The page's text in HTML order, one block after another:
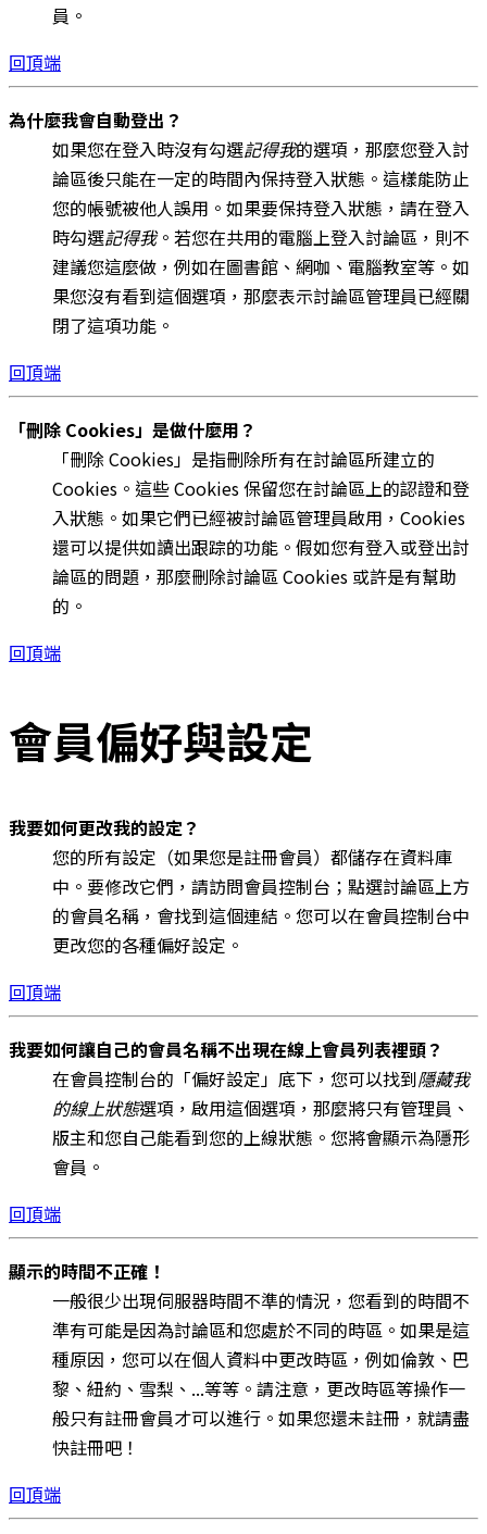
員。
回頂端
為什麼我會自動登出？
如果您在登入時沒有勾選記得我的選項，那麼您登入討
論區後只能在一定的時間內保持登入狀態。這樣能防止
您的帳號被他人誤用。如果要保持登入狀態，請在登入
時勾選記得我。若您在共用的電腦上登入討論區，則不
建議您這麼做，例如在圖書館、網咖、電腦教室等。如
果您沒有看到這個選項，那麼表示討論區管理員已經關
閉了這項功能。
回頂端
「刪除 Cookies」是做什麼用？
「刪除 Cookies」是指刪除所有在討論區所建立的
Cookies。這些 Cookies 保留您在討論區上的認證和登
入狀態。如果它們已經被討論區管理員啟用，Cookies
還可以提供如讀出跟踪的功能。假如您有登入或登出討
論區的問題，那麼刪除討論區 Cookies 或許是有幫助
的。
回頂端
會員偏好與設定
我要如何更改我的設定？
您的所有設定（如果您是註冊會員）都儲存在資料庫
中。要修改它們，請訪問會員控制台；點選討論區上方
的會員名稱，會找到這個連結。您可以在會員控制台中
更改您的各種偏好設定。
回頂端
我要如何讓自己的會員名稱不出現在線上會員列表裡頭？
在會員控制台的「偏好設定」底下，您可以找到隱藏我
的線上狀態選項，啟用這個選項，那麼將只有管理員、
版主和您自己能看到您的上線狀態。您將會顯示為隱形
會員。
回頂端
顯示的時間不正確！
一般很少出現伺服器時間不準的情況，您看到的時間不
準有可能是因為討論區和您處於不同的時區。如果是這
種原因，您可以在個人資料中更改時區，例如倫敦、巴
黎、紐約、雪梨、...等等。請注意，更改時區等操作一
般只有註冊會員才可以進行。如果您還未註冊，就請盡
快註冊吧！
回頂端